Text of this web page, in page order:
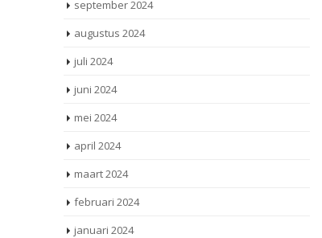
september 2024
augustus 2024
juli 2024
juni 2024
mei 2024
april 2024
maart 2024
februari 2024
januari 2024